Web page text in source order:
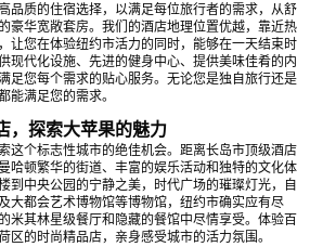
品质的住宿选择，以满足每位旅行者的需求，从舒
豪华宽敞套房。我们的酒店地理位置优越，靠近热
让您在体验纽约市活力的同时，能够在一天结束时
现代化设施、先进的健身中心、提供美味佳肴的内
足您每个需求的贴心服务。无论您是独自旅行还是
能满足您的需求。
，探索大苹果的魅力
这个标志性城市的绝佳机会。距离长岛市顶级酒店
哈顿繁华的街道、丰富的娱乐活动和独特的文化体
到中央公园的宁静之美，时代广场的璀璨灯光，自
大都会艺术博物馆等博物馆，纽约市确实应有尽
米其林星级餐厅和隐藏的餐馆中尽情享受。体验百
区的时尚精品店，亲身感受城市的活力氛围。